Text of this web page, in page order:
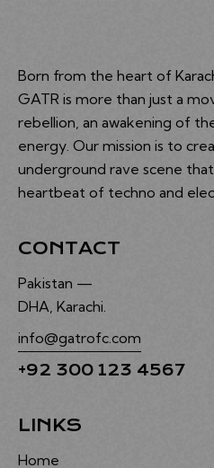
Born from the heart of
GATR is more than just a
rebellion, an awakening of
energy. Our mission is to
underground rave scene
heartbeat of techno and
CONTACT
Pakistan —
DHA, Karachi.
info@gatrofc.com
+92 300 123 4567
LINKS
Home